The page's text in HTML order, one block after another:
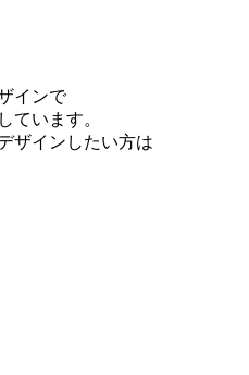
インで
ています。
ザインしたい方は